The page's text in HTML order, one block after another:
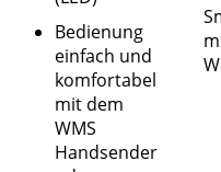
Bedienung
einfach und
komfortabel
mit dem
WMS
Handsender